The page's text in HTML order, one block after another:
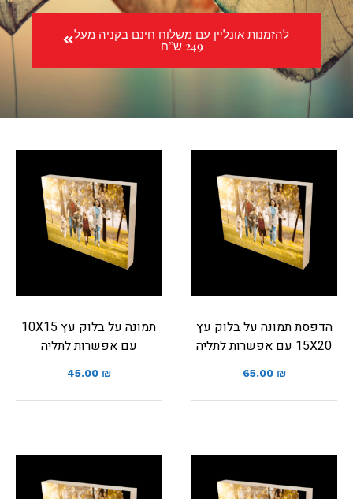
להזמנות אונליין עם משלוח חינם בקניה מעל
249 ש”ח
הדפסת תמונה על בלוק עץ
15X20 עם אפשרות לתליה
65.00 ₪
תמונה על בלוק עץ 10X15
עם אפשרות לתליה
45.00 ₪